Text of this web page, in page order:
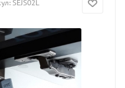
SEJS02L